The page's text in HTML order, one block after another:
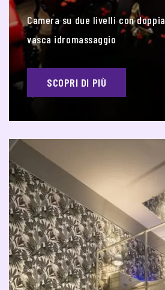
Camera su due livelli con doppia
vasca idromassaggio
SCOPRI DI PIÙ